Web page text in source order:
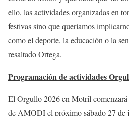
ello, las actividades organizadas en
festivas sino que queríamos
como el deporte, la educación o la
resaltado Ortega.
Programación de actividades
El Orgullo 2026 en Motril
de AMODI el próximo sábado 27 de